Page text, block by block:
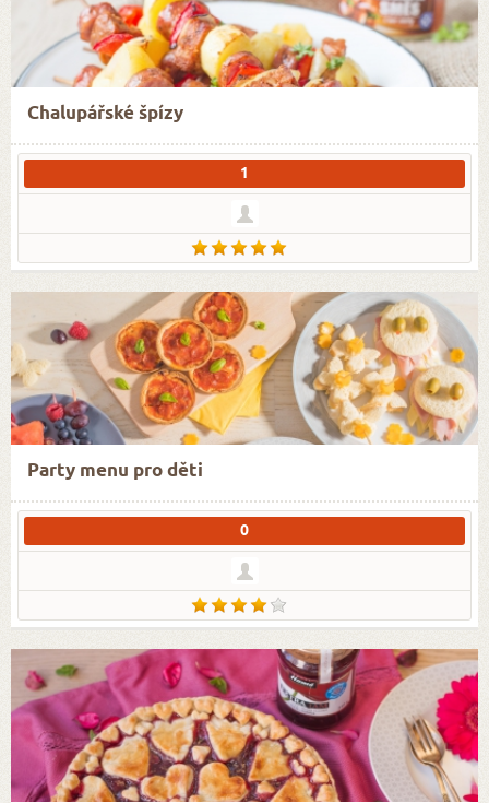
Chalupářské špízy
1
Party menu pro děti
0